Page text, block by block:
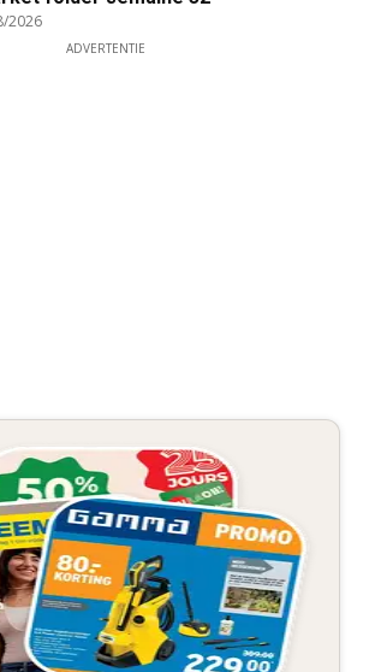
2026
ADVERTENTIE